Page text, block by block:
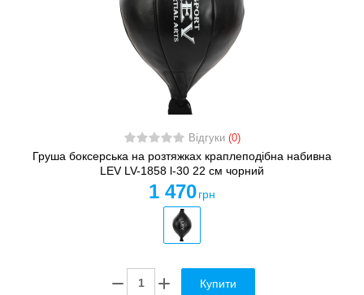
Відгуки (0)
Груша боксерська на розтяжках краплеподібна набивна
LEV LV-1858 l-30 22 см чорний
1 470 грн
Купити